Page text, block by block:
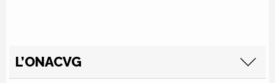
L’ONACVG